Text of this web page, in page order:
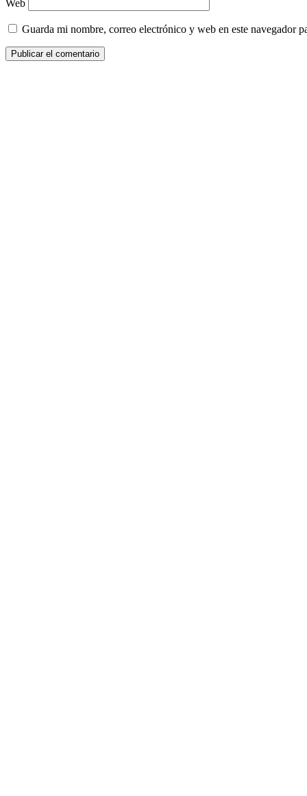
Web
Guarda mi nombre, correo electrónico y web en este navegador